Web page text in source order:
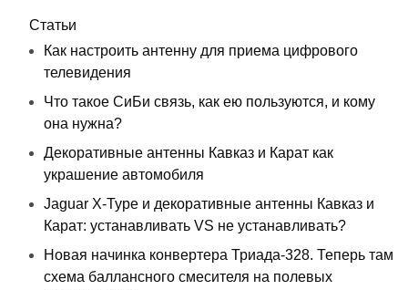
Статьи
Как настроить антенну для приема цифрового
телевидения
Что такое СиБи связь, как ею пользуются, и кому
она нужна?
Декоративные антенны Кавказ и Карат как
украшение автомобиля
Jaguar X-Type и декоративные антенны Кавказ и
Карат: устанавливать VS не устанавливать?
Новая начинка конвертера Триада-328. Теперь там
схема баллансного смесителя на полевых